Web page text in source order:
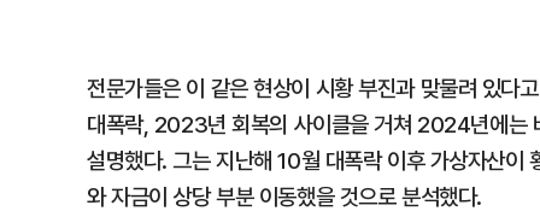
전문가들은 이 같은 현상이 시황 부진과 맞물려 있
대폭락, 2023년 회복의 사이클을 거쳐 2024년에는
설명했다. 그는 지난해 10월 대폭락 이후 가상자산이
와 자금이 상당 부분 이동했을 것으로 분석했다.